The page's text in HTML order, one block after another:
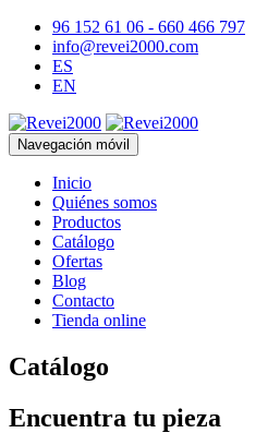
96 152 61 06 - 660 466 797
info@revei2000.com
ES
EN
Navegación móvil
Inicio
Quiénes somos
Productos
Catálogo
Ofertas
Blog
Contacto
Tienda online
Catálogo
Encuentra tu pieza